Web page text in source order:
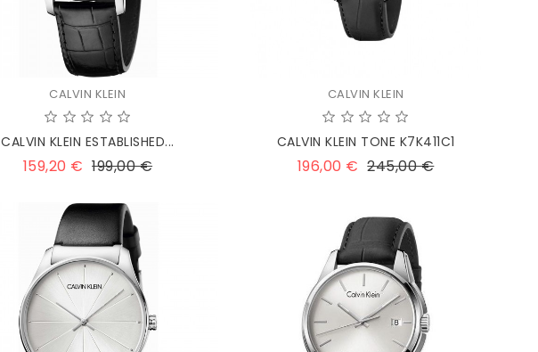
CALVIN KLEIN
CALVIN KLEIN ESTABLISHED...
159,20 € Prezzo
199,00 €Prezzo
CALVIN KLEIN
CALVIN KLEIN TONE K7K411C1
196,00 € Prezzo
245,00 €Prezzo